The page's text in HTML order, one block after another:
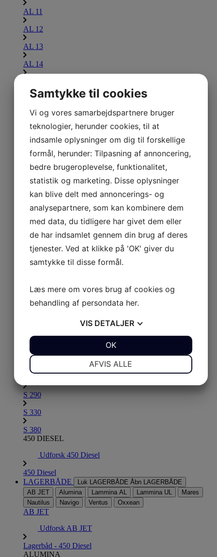
AL 11
AL 12
AL 13
AL 14
AL 16
Udforsk Lammina UL
UL 7,5
UL 8
UL 9
UL 10
Udforsk AB Rider
AB Rider
AB JET Luk AB JET Åbn AB JET
450 Diesel
SERIE XP
XP 350
XP 430
XP 465
SERIE S
S 290
S 330
S 380
450 DIESEL
Udforsk 450 Diesel
450 Diesel
LAGERBÅDE
Luk LAGERBÅDE Åbn LAGERBÅDE
AB JET
Alumina Lammina AL Lammina UL
Mares
Nautilus
Navigo Ventus Oxxean
AB JET
Udforsk AB JET
Lagerbåd - 450 Diesel
ALUMINA
Samtykke til cookies
Vi og vores samarbejdspartnere bruger
teknologier, herunder cookies, til at
indsamle oplysninger om dig til forskellige
formål, herunder: Tilpasning af annoncering,
bedre brugeroplevelse, funktionalitet,
statistik og marketing. Disse oplysninger
kan blive delt med annoncerings- og
analysepartnere, som kan kombinere dem
med data, du tidligere har givet dem eller
de har indsamlet gennem din brug af deres
tjenester. Ved at klikke på 'OK' giver du
samtykke til disse formål.
Læs mere om vores brug af cookies og
behandling af persondata her.
VIS DETALJER
AFVIS ALLE
OK